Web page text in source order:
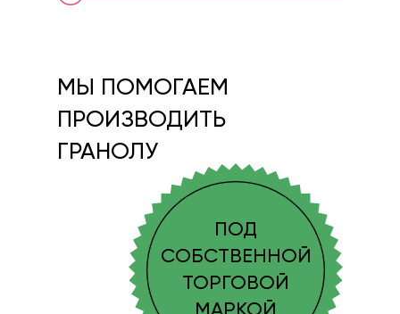
ПОД
СОБСТВЕННОЙ
ТОРГОВОЙ
МЫ ПОМОГАЕМ
ПРОИЗВОДИТЬ
ГРАНОЛУ